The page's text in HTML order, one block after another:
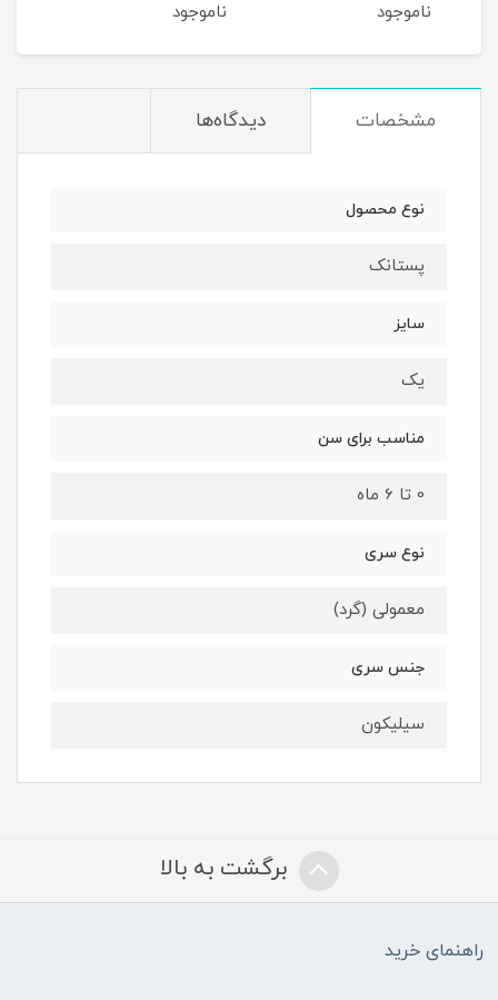
ناموجود ناموجود
مشخصات دیدگاه‌ها
نوع محصول
پستانک
سایز
یک
مناسب برای سن
0 تا 6 ماه
نوع سری
معمولی (گرد)
جنس سری
سیلیکون
برگشت به بالا
راهنمای خرید